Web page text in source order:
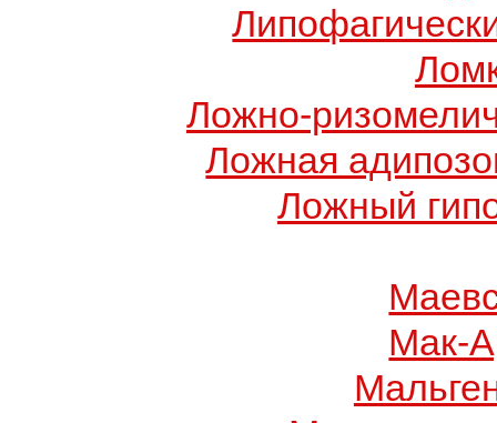
Ложно-
Ложная
Ложный
Мак-